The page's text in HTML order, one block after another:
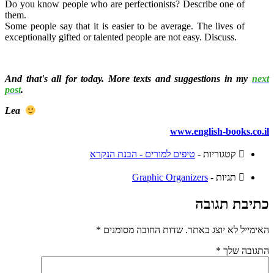
Do you know people who are perfectionists? Describe one of
them.
Some people say that it is easier to be average. The lives of
exceptionally gifted or talented people are not easy. Discuss.
And that's all for today. More texts and suggestions in my next
post.
Lea
www.english-books.co.il
קטגוריות - טיפים למורים - הבנת הנקרא
תגיות - Graphic Organizers
כתיבת תגובה
האימייל לא יוצג באתר. שדות החובה מסומנים *
התגובה שלך *